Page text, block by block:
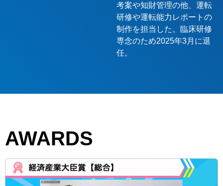
考案や知財管理の他、運転
研修や運転能力レポートの
制作を担当した。臨床研修
専念のため2025年3月に退
任。
AWARDS